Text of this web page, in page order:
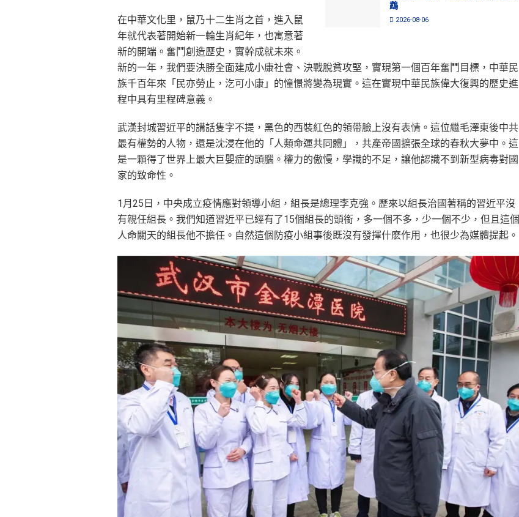
鵡
2026-08-06
在中華文化里，鼠乃十二生肖之首，進入鼠
年就代表著開始新一輪生肖紀年，也寓意著
新的開端。奮鬥創造歷史，實幹成就未來。
新的一年，我們要決勝全面建成小康社會、決戰脫貧攻堅，實現第一個百年奮鬥目標，中華民
族千百年來「民亦勞止，汔可小康」的憧憬將變為現實。這在實現中華民族偉大復興的歷史進
程中具有里程碑意義。
武漢封城習近平的講話隻字不提，黑色的西裝紅色的領帶臉上沒有表情。這位繼毛澤東後中共
最有權勢的人物，還是沈浸在他的「人類命運共同體」，共產帝國擴張全球的春秋大夢中。這
是一顆得了世界上最大巨嬰症的頭腦。權力的傲慢，學識的不足，讓他認識不到新型病毒對國
家的致命性。
1月25日，中央成立疫情應對領導小組，組長是總理李克強。歷來以組長治國著稱的習近平沒
有親任組長。我們知道習近平已經有了15個組長的頭銜，多一個不多，少一個不少，但且這個
人命關天的組長他不擔任。自然這個防疫小組事後既沒有發揮什麽作用，也很少為媒體提起。